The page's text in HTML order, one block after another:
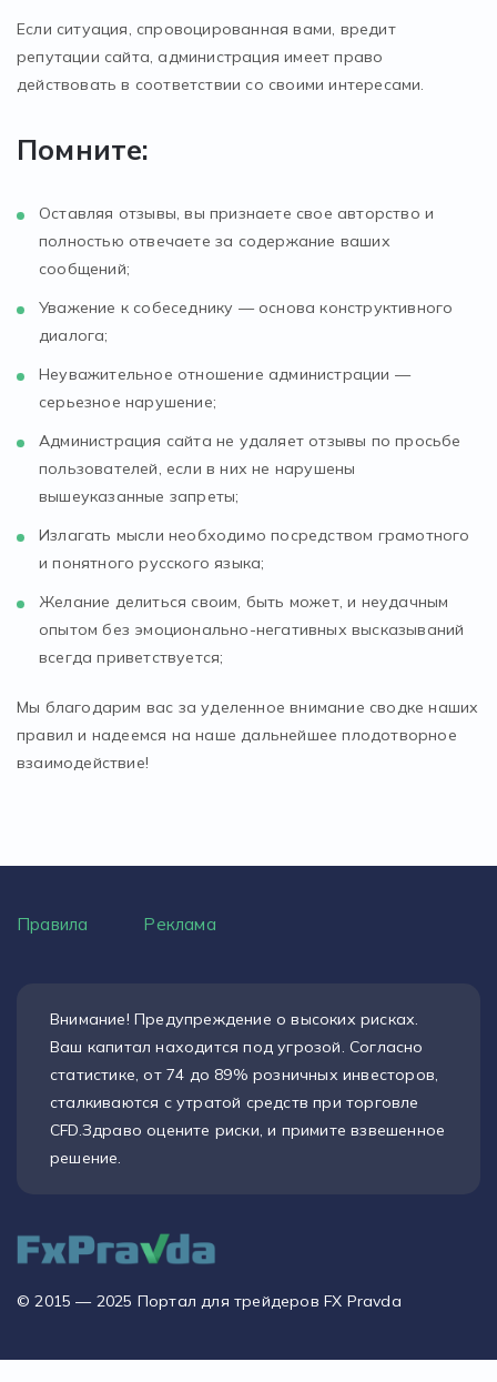
Если ситуация, спровоцированная вами, вредит
репутации сайта, администрация имеет право
действовать в соответствии со своими интересами.
Помните:
Оставляя отзывы, вы признаете свое авторство и
полностью отвечаете за содержание ваших
сообщений;
Уважение к собеседнику — основа конструктивного
диалога;
Неуважительное отношение администрации —
серьезное нарушение;
Администрация сайта не удаляет отзывы по просьбе
пользователей, если в них не нарушены
вышеуказанные запреты;
Излагать мысли необходимо посредством грамотного
и понятного русского языка;
Желание делиться своим, быть может, и неудачным
опытом без эмоционально-негативных высказываний
всегда приветствуется;
Мы благодарим вас за уделенное внимание сводке наших
правил и надеемся на наше дальнейшее плодотворное
взаимодействие!
Правила Реклама
Внимание! Предупреждение о высоких рисках.
Ваш капитал находится под угрозой. Согласно
статистике, от 74 до 89% розничных инвесторов,
сталкиваются с утратой средств при торговле
CFD.Здраво оцените риски, и примите взвешенное
решение.
© 2015 — 2025 Портал для трейдеров FX Pravda